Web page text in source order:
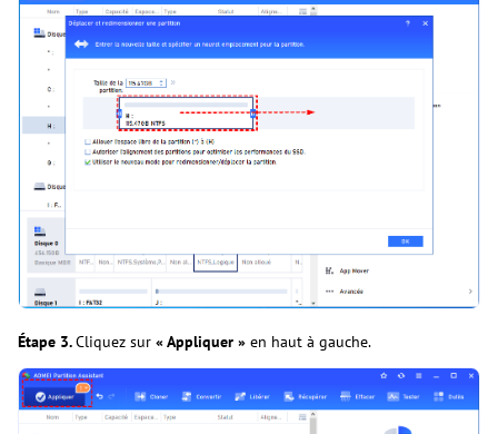
Étape 3.Cliquez sur « Appliquer » en haut à gauche.